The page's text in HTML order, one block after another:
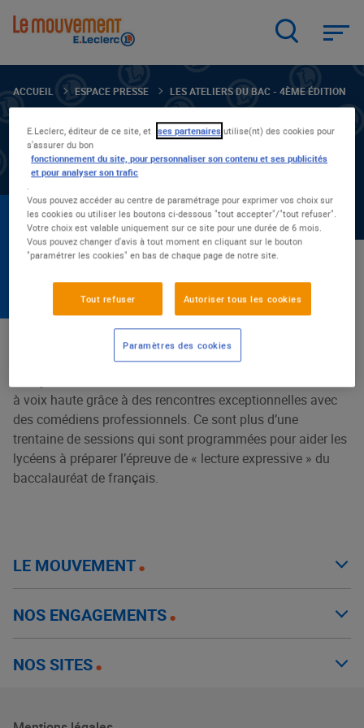
ACCUEIL ESPACE PRESSE LES ATELIERS DU BAC - 4ÈME ÉDITION
LES ATELIERS DU BAC -
4ÈME ÉDITION
15 février 2025
Pour la quatrième année consécutive, les « Ateliers du bac
» sont organisés en France entre les mois de février et juin.
à voix haute grâce à des rencontres exceptionnelles avec
des comédiens professionnels. Ce sont plus d’une
trentaine de sessions qui sont programmées pour aider les
lycéens à préparer l’épreuve de « lecture expressive » du
baccalauréat de français.
LE MOUVEMENT
NOS ENGAGEMENTS
NOS SITES
E.Leclerc, éditeur de ce site, et ses partenaires utilise(nt) des cookies pour
s'assurer du bon
fonctionnement du site, pour personnaliser son contenu et ses publicités
et pour analyser son trafic
.
Vous pouvez accéder au centre de paramétrage pour exprimer vos choix sur
les cookies ou utiliser les boutons ci-dessous "tout accepter"/"tout refuser".
Votre choix est valable uniquement sur ce site pour une durée de 6 mois.
Vous pouvez changer d'avis à tout moment en cliquant sur le bouton
"paramétrer les cookies" en bas de chaque page de notre site.
Tout refuser Autoriser tous les cookies
Paramètres des cookies